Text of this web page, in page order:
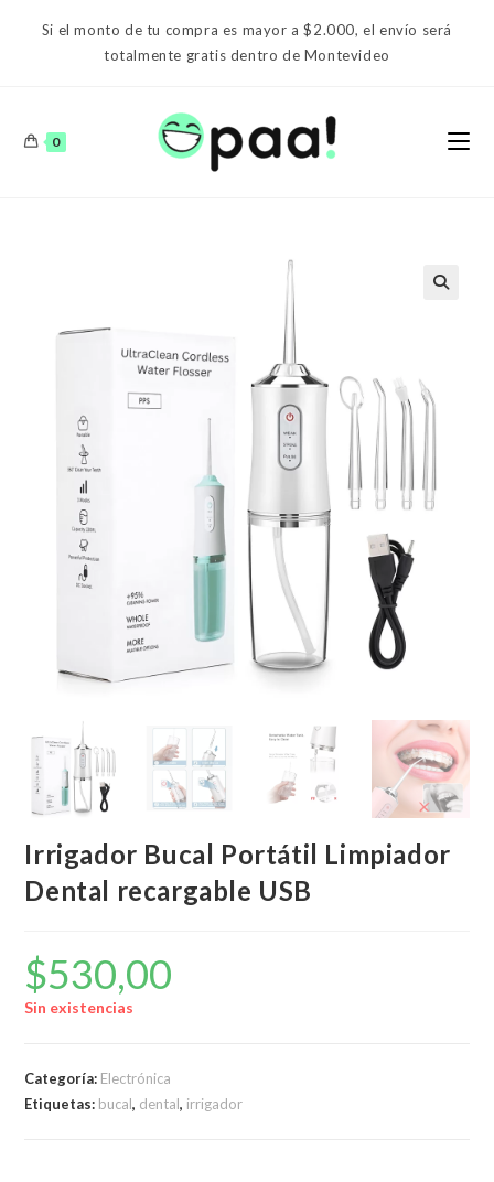
Si el monto de tu compra es mayor a $2.000, el envío será
totalmente gratis dentro de Montevideo
0
Irrigador Bucal Portátil Limpiador
Dental recargable USB
$530,00
Sin existencias
Categoría: Electrónica
Etiquetas: bucal, dental, irrigador